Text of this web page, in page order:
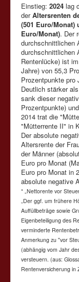
Einstieg: 2024 lag
derAltersrenten
(501 Euro/Monat)
Euro/Monat). Der
durchschnittlichen
durchschnittlichen
Rentenlücke) ist
Jahre) von 55,3
Prozentpunkte pro
Deutlich stärker
sank dieser
Prozentpunkte)
2014 trat die
"Mütterrente II" in
Der absolute
Altersrente der
der Männer
Euro pro Monat
Euro pro Monat in
absolute negative
* „Nettorente vor
„Der ggf. um frühere
Auffüllbeträge sowie
Eigenbeteiligung des
verminderte
Anmerkung zu "vor
(abhängig vom Jahr
versteuern. (aus:
Rentenversicherung in